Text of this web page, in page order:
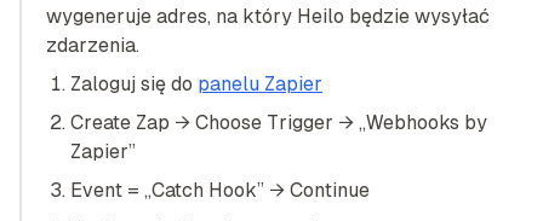
wygeneruje adres, na który Heilo będzie wysyłać
zdarzenia.
Zaloguj się do panelu Zapier
Create Zap → Choose Trigger → „Webhooks by
Zapier”
Event = „Catch Hook” → Continue